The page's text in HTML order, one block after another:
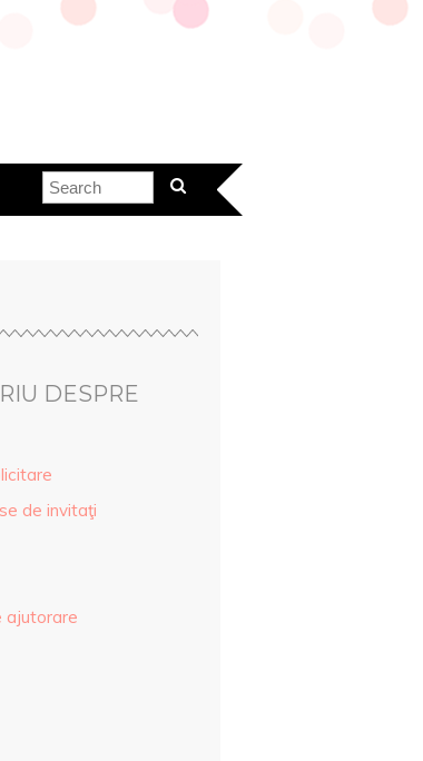
DESPRE
de invitaţi
ajutorare